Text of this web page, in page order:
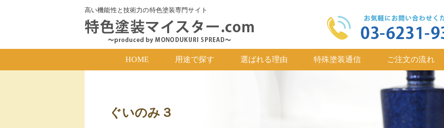
高い機能性と技術力の特色塗装専門サイト
HOME 用途で探す 選ばれる理由 特殊塗装通信 ご注文の流れ
ぐいのみ３